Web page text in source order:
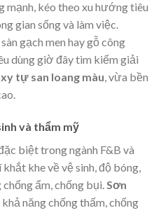
kéo theo xu hướng tiêu
gian sống và làm việc.
gạch men hay gỗ công
dùng giờ đây tìm kiếm giải
tự san loang màu , vừa bền
và thẩm mỹ
biệt trong ngành F&B và
khe về vệ sinh, độ bóng,
ẩm, chống bụi. Sơn
năng chống thấm, chống